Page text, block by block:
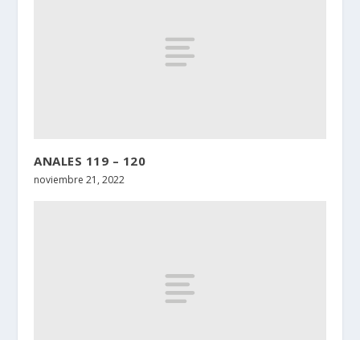
ANALES 119 – 120
noviembre 21, 2022